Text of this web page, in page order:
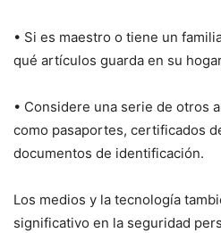
• Si es maestro o tiene un
qué artículos guarda en su
• Considere una serie de otros
como pasaportes, certificados
documentos de identificación.
Los medios y la tecnología
significativo en la seguridad